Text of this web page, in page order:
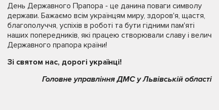
День Державного Прапора - це данина поваги символу
держави. Бажаємо всім українцям миру, здоров'я, щастя,
благополуччя, успіхів в роботі та бути гідними пам'яті
наших попередників, які працею створювали славу і велич
Державного прапора країни!
Зі святом нас, дорогі українці!
Головне управління ДМС у Львівській області